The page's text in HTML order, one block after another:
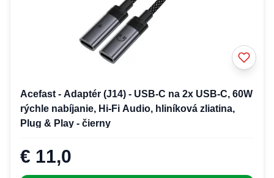
Acefast - Adaptér (J14) - USB-C na 2x USB-C, 60W
rýchle nabíjanie, Hi-Fi Audio, hliníková zliatina,
Plug & Play - čierny
€ 11,0